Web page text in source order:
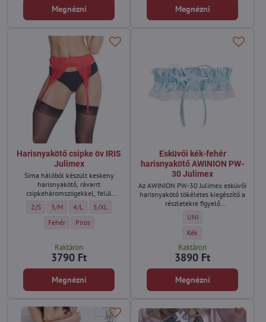
Megnézni Megnézni
Harisnyakötő csipke öv IRIS
Julimex
Sima hálóból készült keskeny
harisnyakötő, rávarrt
csipkeháromszögekkel, felül
nadrágtartó pántok állíthatóak. Ez
egy rendkívül finom és nagyon
Harisnyakötő csipke öv IRIS Julimex - Méret:
2/S Harisnyakötő csipke öv IRIS Julimex - Méret:
3/M Harisnyakötő csipke öv IRIS Julimex - Méret:
4/L Harisnyakötő csipke öv IRIS Julimex - Méret:
5/XL
Harisnyakötő csipke öv IRIS Julimex - Szín:
Fehér Harisnyakötő csipke öv IRIS Julimex - Szín:
Piros
Raktáron
3790 Ft
Megnézni
Esküvői kék-fehér
harisnyakötő AWINION PW-
30 Julimex
Az AWINION PW-30 Julimex esküvői
harisnyakötő tökéletes kiegészítő a
részletekre figyelő
Esküvői kék-fehér
UNI
Esküvői kék-fehér
Kék
Raktáron
3890 Ft
Megnézni